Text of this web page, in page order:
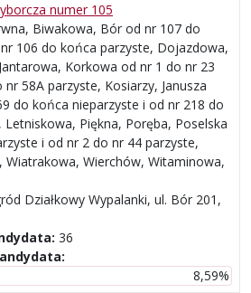
numer 105
Biwakowa, Bór od nr 107 do
106 do końca parzyste, Dojazdowa,
Korkowa od nr 1 do nr 23
58A parzyste, Kosiarzy, Janusza
do końca nieparzyste i od nr 218 do
Piękna, Poręba, Poselska
i od nr 2 do nr 44 parzyste,
Wiatrakowa, Wierchów, Witaminowa,
Działkowy Wypalanki, ul. Bór 201,
36
8,59%